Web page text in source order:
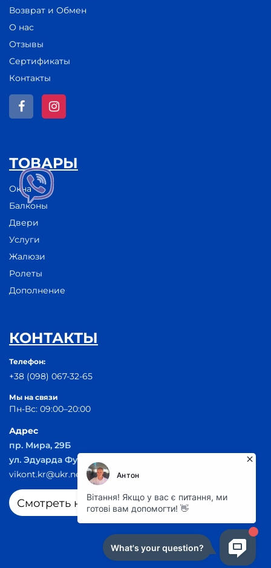
Возврат и Обмен
О нас
Отзывы
Сертификаты
Контакты
ТОВАРЫ
Окна
Балконы
Двери
Услуги
Жалюзи
Ролеты
Дополнение
КОНТАКТЫ
Телефон:
+38 (098) 067-32-65
Мы на связи
Пн-Вс: 09:00–20:00
Адрес
пр. Мира, 29Б
ул. Эдуарда Фукса 55
vikont.kr@ukr.net
Смотреть на карте